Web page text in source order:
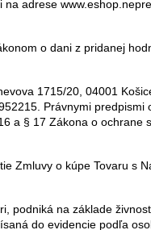
adrese
o dani z pridanej
1715/20, 04001
Právnymi
a § 17 Zákona o ochrane
Zmluvy o kúpe Tovaru s
podniká na základe
do evidencie podľa